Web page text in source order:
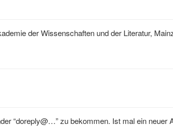
der Wissenschaften und der Literatur,
“doreply@…” zu bekommen. Ist mal ein neuer